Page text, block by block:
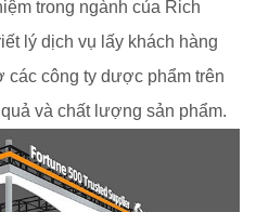
trong ngành của Rich
lý dịch vụ lấy khách hàng
các công ty dược phẩm trên
và chất lượng sản phẩm.